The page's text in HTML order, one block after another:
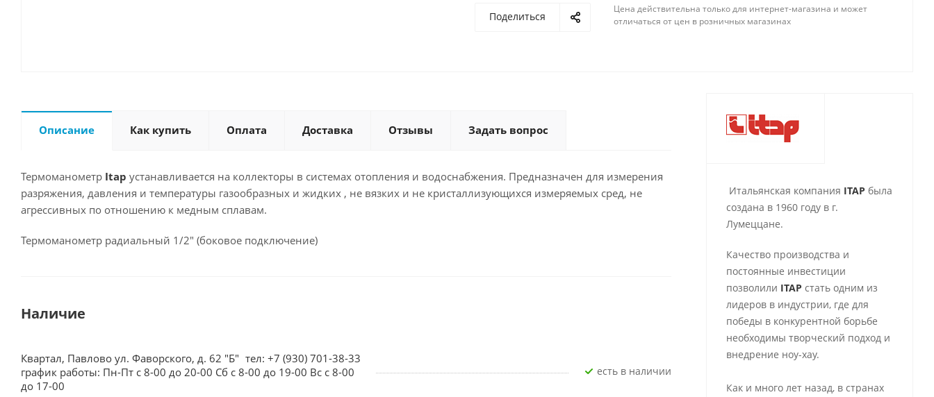
Поделиться
Цена действительна только для интернет-магазина и может
отличаться от цен в розничных магазинах
Описание Как купить Оплата Доставка Отзывы Задать вопрос
Термоманометр Itap устанавливается на коллекторы в системах отопления и водоснабжения. Предназначен для измерения
разряжения, давления и температуры газообразных и жидких , не вязких и не кристаллизующихся измеряемых сред, не
агрессивных по отношению к медным сплавам.
Термоманометр радиальный 1/2" (боковое подключение)
Наличие
Квартал, Павлово ул. Фаворского, д. 62 "Б" тел: +7 (930) 701-38-33
график работы: Пн-Пт с 8-00 до 20-00 Сб с 8-00 до 19-00 Вс с 8-00
до 17-00
Есть в наличии
Итальянская компания ITAP была
создана в 1960 году в г.
Лумеццане.
Качество производства и
постоянные инвестиции
позволили ITAP стать одним из
лидеров в индустрии, где для
победы в конкурентной борьбе
необходимы творческий подход и
внедрение ноу-хау.
Как и много лет назад, в странах